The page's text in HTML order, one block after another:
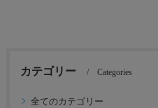
カテゴリー Categories
全てのカテゴリー